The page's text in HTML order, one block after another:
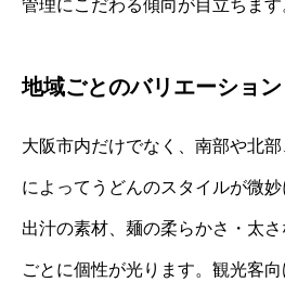
管理にこだわる傾向が目立ちます
地域ごとのバリエーショ
大阪市内だけでなく、南部や北
によってうどんのスタイルが微
出汁の素材、麺の柔らかさ・太
ごとに個性が光ります。観光客